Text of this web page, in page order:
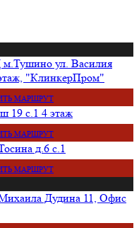
ул. Василия
"КлинкерПром"
МАРШРУТ
19 с.1 4 этаж
МАРШРУТ
д.6 с.1
МАРШРУТ
Дудина 11, Офис